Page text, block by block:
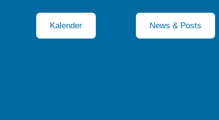
Kalender News & Posts